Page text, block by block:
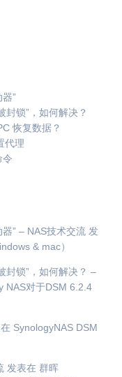
”
封锁”，如何解决？
恢复数据？
代理
令
” – NAS技术交流 发
& mac）
封锁”，如何解决？ –
NAS对于DSM 6.2.4
SynologyNAS DSM
发表在 群晖